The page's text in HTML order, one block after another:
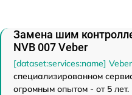
Замена шим
NVB 007 Veber
[dataset:services:name]
специализированном
огромным опытом - от 5